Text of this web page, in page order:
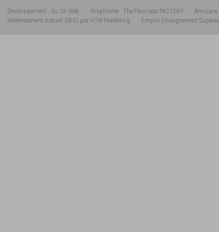
Développement : Go On Web Graphisme : The Fibonacci FACTORY
Annuaire
Référencement naturel (SEO) par HTW-Marketing
Emploi Enseignement